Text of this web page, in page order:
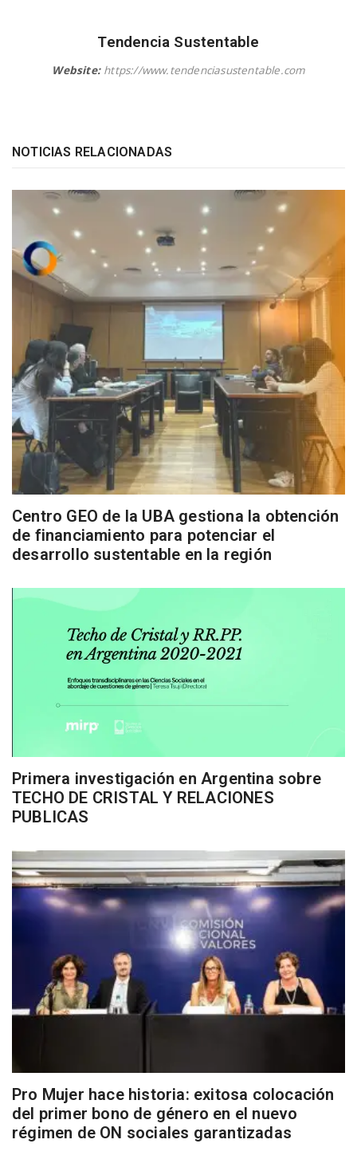
Tendencia Sustentable
Website: https://www.tendenciasustentable.com
NOTICIAS RELACIONADAS
Centro GEO de la UBA gestiona la obtención
de financiamiento para potenciar el
desarrollo sustentable en la región
Primera investigación en Argentina sobre
TECHO DE CRISTAL Y RELACIONES
PUBLICAS
Pro Mujer hace historia: exitosa colocación
del primer bono de género en el nuevo
régimen de ON sociales garantizadas